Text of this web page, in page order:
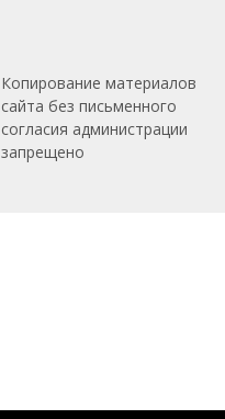
Копирование материалов
сайта без письменного
согласия администрации
запрещено